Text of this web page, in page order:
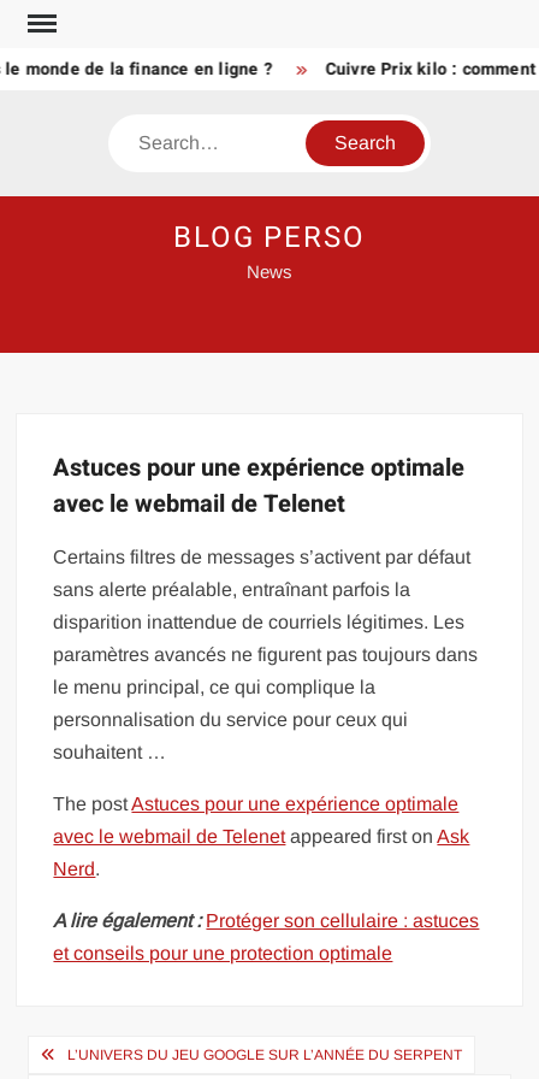
Skip
content
monde de la finance en ligne ? Cuivre Prix kilo :
Search
BLOG PERSO
News
Astuces pour une expérience optimale
avec le webmail de Telenet
Certains filtres de messages s’activent par défaut
sans alerte préalable, entraînant parfois la
disparition inattendue de courriels légitimes. Les
paramètres avancés ne figurent pas toujours dans
le menu principal, ce qui complique la
personnalisation du service pour ceux qui
souhaitent …
The postAstuces pour une expérience optimale
avec le webmail de Telenetappeared first onAsk
Nerd.
A lire également : Protéger son cellulaire : astuces
et conseils pour une protection optimale
Navigation
L’UNIVERS DU JEU GOOGLE SUR L’ANNÉE DU SERPENT